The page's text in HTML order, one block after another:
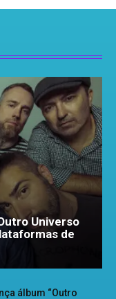
Universo
de
álbum “Outro